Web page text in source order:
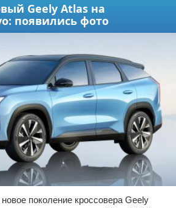
Geely Atlas на
появились фото
поколение кроссовера Geely